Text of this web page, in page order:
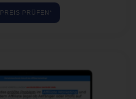
PREIS PRÜFEN*